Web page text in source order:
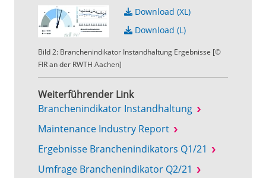
Download (XL)
Download (L)
Bild 2: Branchenindikator Instandhaltung Ergebnisse [©
FIR an der RWTH Aachen]
Weiterführender Link
Branchenindikator Instandhaltung
Maintenance Industry Report
Ergebnisse Branchenindikators Q1/21
Umfrage Branchenindikator Q2/21